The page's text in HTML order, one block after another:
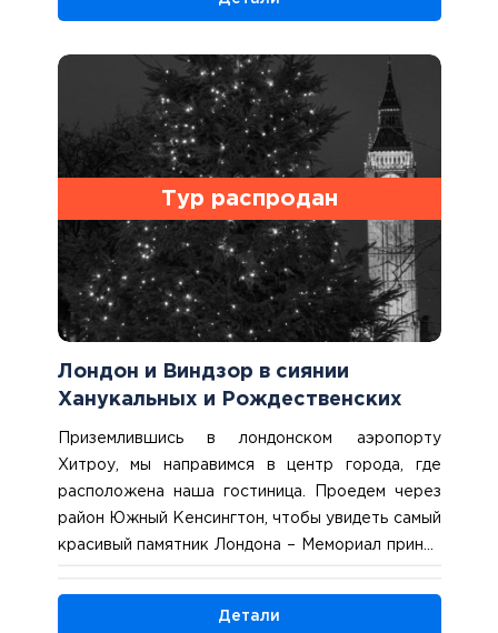
После размещения и короткого отдыха выйдем
красивым уголкам Лондона, которые уже ведут
обратный отсчет до новогодней полночи. В
нашем распоряжении – проездной билет на все
виды общественного транспорта в центре
Лондона, так что передвигаться по городу
будет легко и удобно. 5ночей в Лондоне.
Тур распродан
Лондон и Виндзор в сиянии
Ханукальных и Рождественских
огней
Приземлившись в лондонском аэропорту
Хитроу, мы направимся в центр города, где
расположена наша гостиница. Проедем через
район Южный Кенсингтон, чтобы увидеть самый
красивый памятник Лондона – Мемориал принца
и великолепные здания в стиле королевы Анны
с характерными фасадами из красного кирпича,
Детали